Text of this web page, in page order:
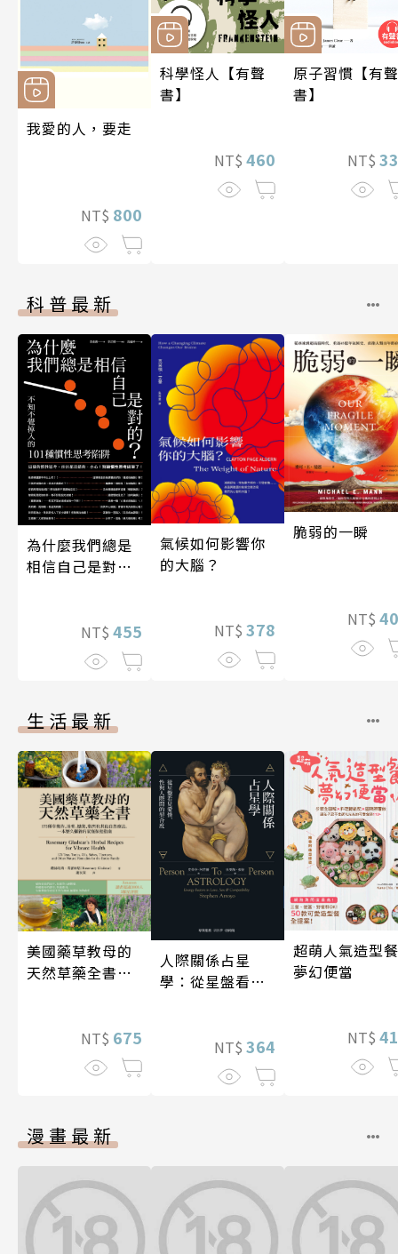
我愛的人，要走
NT$ 800
科學怪人【有聲
書】
NT$ 460
原子習慣【有聲
書】
NT$
科普最新
為什麼我們總是
相信自己是對
NT$ 455
氣候如何影響你
的大腦？
NT$ 378
脆弱的一瞬
NT$
生活最新
美國藥草教母的
天然草藥全書
NT$ 675
人際關係占星
學：從星盤看見
NT$ 364
超萌人氣造型
夢幻便當
NT$
漫畫最新